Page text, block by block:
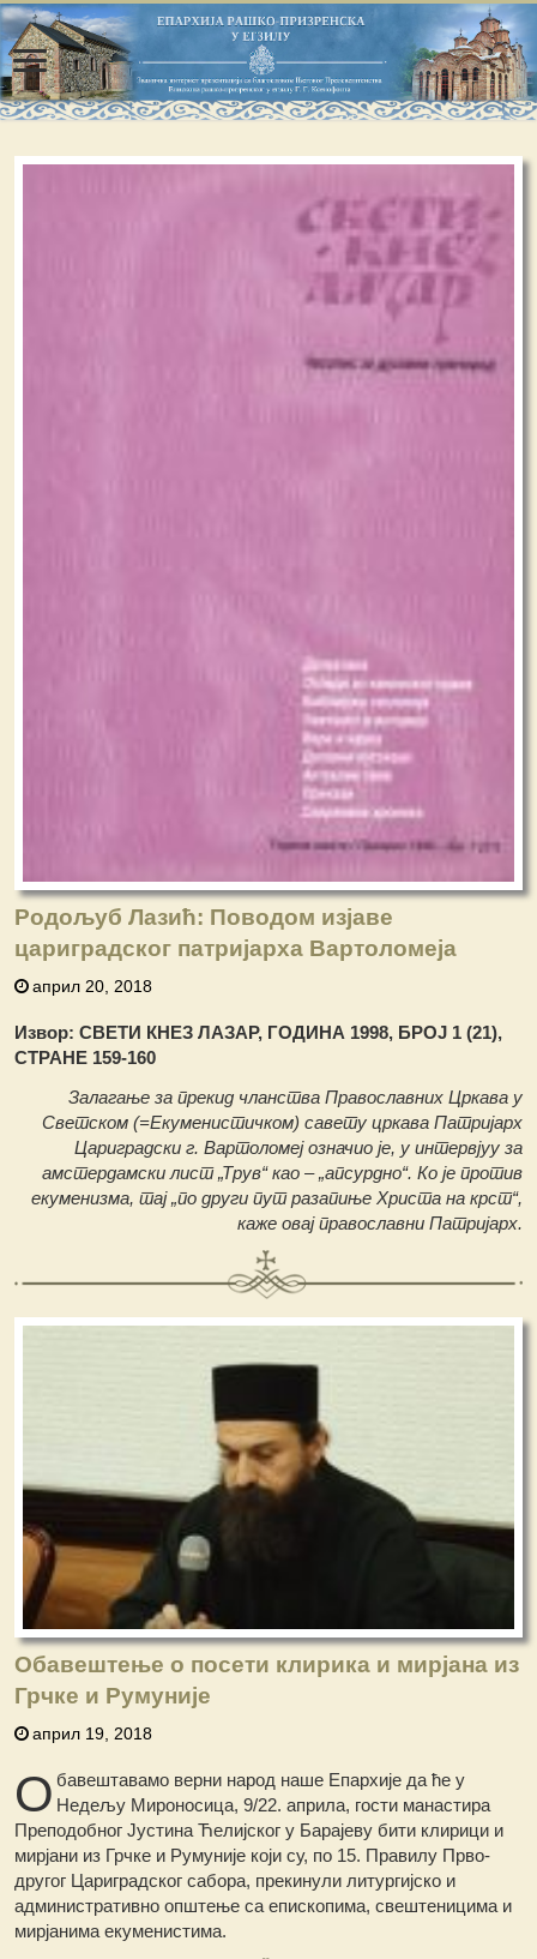
Родољуб Лазић: Поводом изјаве
цариградског патријарха Вартоломеја
април 20, 2018
Извор: СВЕТИ КНЕЗ ЛАЗАР, ГОДИНА 1998, БРОЈ 1 (21),
СТРАНЕ 159-160
Залагање за прекид чланства Православних Цркава у
Светском (=Екуменистичком) савету цркава Патријарх
Цариградски г. Вартоломеј означио је, у интервјуу за
амстердамски лист „Трув“ као – „апсурдно“. Ко је против
екуменизма, тај „по други пут разапиње Христа на крст“,
каже овај православни Патријарх.
Обавештење о посети клирика и мирјана из
Грчке и Румуније
април 19, 2018
О бавештавамо верни народ наше Епархије да ће у
Недељу Мироносица, 9/22. априла, гости манастира
Преподобног Јустина Ћелијског у Барајеву бити клирици и
мирјани из Грчке и Румуније који су, по 15. Правилу Прво-
другог Цариградског сабора, прекинули литургијско и
административно општење са епископима, свештеницима и
мирјанима екуменистима.